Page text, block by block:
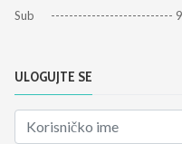
Sub ---------------------------
ULOGUJTE SE